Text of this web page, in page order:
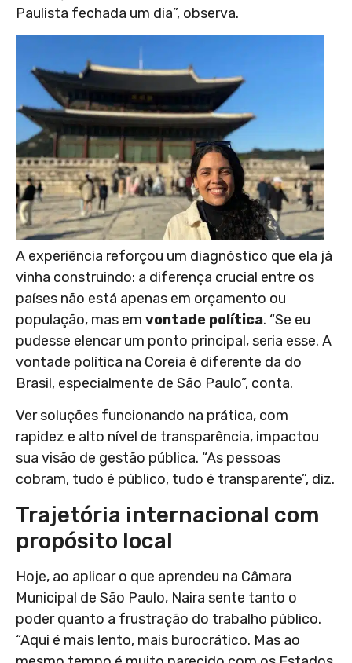
Paulista fechada um dia”, observa.
A experiência reforçou um diagnóstico que ela já
vinha construindo: a diferença crucial entre os
países não está apenas em orçamento ou
população, mas em vontade política. “Se eu
pudesse elencar um ponto principal, seria esse. A
vontade política na Coreia é diferente da do
Brasil, especialmente de São Paulo”, conta.
Ver soluções funcionando na prática, com
rapidez e alto nível de transparência, impactou
sua visão de gestão pública. “As pessoas
cobram, tudo é público, tudo é transparente”, diz.
Trajetória internacional com
propósito local
Hoje, ao aplicar o que aprendeu na Câmara
Municipal de São Paulo, Naira sente tanto o
poder quanto a frustração do trabalho público.
“Aqui é mais lento, mais burocrático. Mas ao